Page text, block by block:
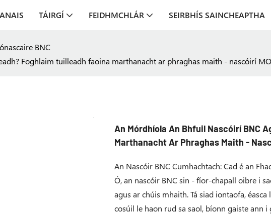
TÁIRGÍ FEIDHMCHLÁR SEIRBHÍS SAINCHEAPTHA
BNC
Foghlaim tuilleadh faoina marthanacht ar phraghas maith - nascóirí
An Mórdhíola An Bhfuil Nascóirí BNC
Marthanacht Ar Phraghas Maith -
An Nascóir BNC Cumhachtach: Cad é an
Ó, an nascóir BNC sin - fíor-chapall oibre i
agus ar chúis mhaith. Tá siad iontaofa,
cosúil le haon rud sa saol, bíonn gaiste ann